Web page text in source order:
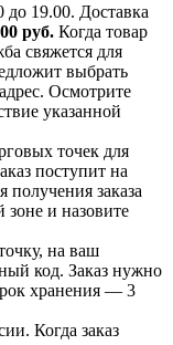
до 19.00. Доставка
руб. Когда товар
свяжется для
выбрать
Осмотрите
указанной
точек для
поступит на
получения заказа
зоне и назовите
на ваш
код. Заказ нужно
хранения — 3
Когда заказ